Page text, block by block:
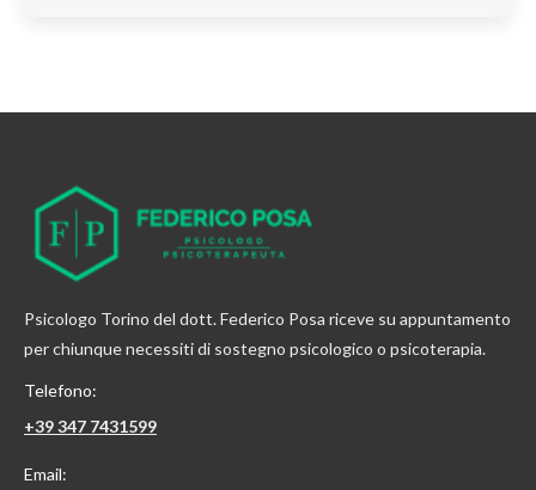
Psicologo Torino del dott. Federico Posa riceve su appuntamento
per chiunque necessiti di sostegno psicologico o psicoterapia.
Telefono:
+39 347 7431599
Email: